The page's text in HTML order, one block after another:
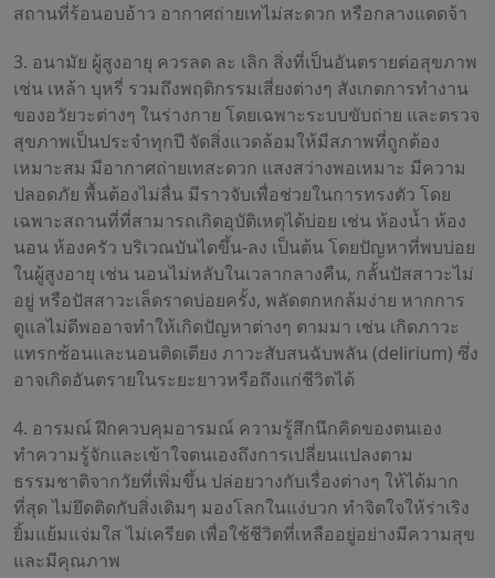
สถานที่ร้อนอบอ้าว อากาศถ่ายเทไม่สะดวก หรือกลางแดดจ้า
3. อนามัย ผู้สูงอายุ ควรลด ละ เลิก สิ่งที่เป็นอันตรายต่อสุขภาพ
เช่น เหล้า บุหรี่ รวมถึงพฤติกรรมเสี่ยงต่างๆ สังเกตการทำงาน
ของอวัยวะต่างๆ ในร่างกาย โดยเฉพาะระบบขับถ่าย และตรวจ
สุขภาพเป็นประจำทุกปี จัดสิ่งแวดล้อมให้มีสภาพที่ถูกต้อง
เหมาะสม มีอากาศถ่ายเทสะดวก แสงสว่างพอเหมาะ มีความ
ปลอดภัย พื้นต้องไม่ลื่น มีราวจับเพื่อช่วยในการทรงตัว โดย
เฉพาะสถานที่ที่สามารถเกิดอุบัติเหตุได้บ่อย เช่น ห้องน้ำ ห้อง
นอน ห้องครัว บริเวณบันไดขึ้น-ลง เป็นต้น โดยปัญหาที่พบบ่อย
ในผู้สูงอายุ เช่น นอนไม่หลับในเวลากลางคืน, กลั้นปัสสาวะไม่
อยู่ หรือปัสสาวะเล็ดราดบ่อยครั้ง, พลัดตกหกล้มง่าย หากการ
ดูแลไม่ดีพออาจทำให้เกิดปัญหาต่างๆ ตามมา เช่น เกิดภาวะ
แทรกซ้อนและนอนติดเตียง ภาวะสับสนฉับพลัน (delirium) ซึ่ง
อาจเกิดอันตรายในระยะยาวหรือถึงแก่ชีวิตได้
4. อารมณ์ ฝึกควบคุมอารมณ์ ความรู้สึกนึกคิดของตนเอง
ทำความรู้จักและเข้าใจตนเองถึงการเปลี่ยนแปลงตาม
ธรรมชาติจากวัยที่เพิ่มขึ้น ปล่อยวางกับเรื่องต่างๆ ให้ได้มาก
ที่สุด ไม่ยึดติดกับสิ่งเดิมๆ มองโลกในแง่บวก ทำจิตใจให้ร่าเริง
ยิ้มแย้มแจ่มใส ไม่เครียด เพื่อใช้ชีวิตที่เหลืออยู่อย่างมีความสุข
และมีคุณภาพ